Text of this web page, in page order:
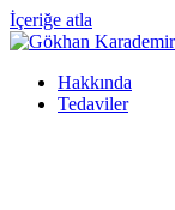
İçeriğe atla
Hakkında
Tedaviler